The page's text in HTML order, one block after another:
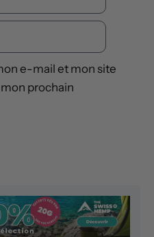
e-mail et mon site
prochain